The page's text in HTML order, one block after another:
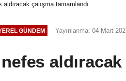
aldıracak çalışma tamamlandı
GÜNDEM Yayınlanma: 04 Mart